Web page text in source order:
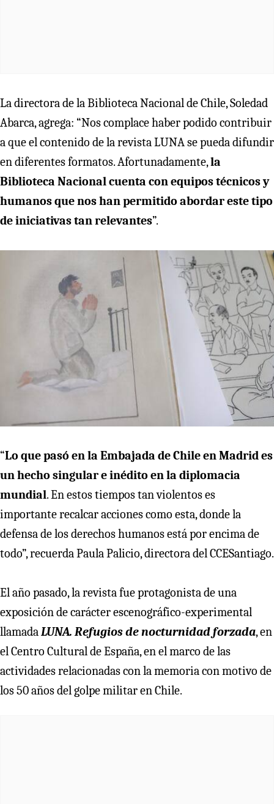
La directora de la Biblioteca Nacional de Chile, Soledad
Abarca, agrega: “Nos complace haber podido contribuir
a que el contenido de la revista LUNA se pueda difundir
en diferentes formatos. Afortunadamente,la
Biblioteca Nacional cuenta con equipos técnicos y
humanos que nos han permitido abordar este tipo
de iniciativas tan relevantes”.
“Lo que pasó en la Embajada de Chile en Madrid es
un hecho singular e inédito en la diplomacia
mundial. En estos tiempos tan violentos es
importante recalcar acciones como esta, donde la
defensa de los derechos humanos está por encima de
todo”, recuerda Paula Palicio, directora del CCESantiago.
El año pasado, la revista fue protagonista de una
exposición de carácter escenográfico-experimental
llamada LUNA. Refugios de nocturnidad forzada, en
el Centro Cultural de España, en el marco de las
actividades relacionadas con la memoria con motivo de
los 50 años del golpe militar en Chile.